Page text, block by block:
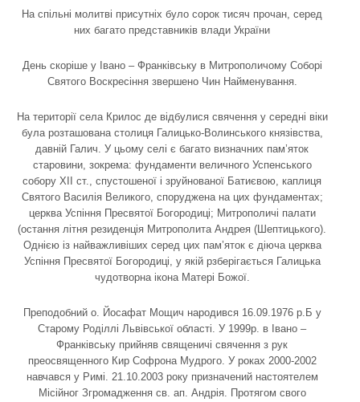
На спільні молитві присутніх було сорок тисяч прочан, серед
них багато представників влади України
День скоріше у Івано – Франківську в Митрополичому Соборі
Святого Воскресіння звершено Чин Найменування.
На території села Крилос де відбулися свячення у середні віки
була розташована столиця Галицько-Волинського князівства,
давній Галич. У цьому селі є багато визначних пам’яток
старовини, зокрема: фундаменти величного Успенського
собору XII cт., спустошеної і зруйнованої Батиєвою, каплиця
Святого Василія Великого, споруджена на цих фундаментах;
церква Успіння Пресвятої Богородиці; Митрополичі палати
(остання літня резиденція Митрополита Андрея (Шептицького).
Однією із найважливіших серед цих пам’яток є діюча церква
Успіння Пресвятої Богородиці, у якій рзберігається Галицька
чудотворна ікона Матері Божої.
Преподобний о. Йосафат Мощич народився 16.09.1976 р.Б у
Старому Роділлі Львівської області. У 1999р. в Івано –
Франківську прийняв священичі свячення з рук
преосвященного Кир Софрона Мудрого. У роках 2000-2002
навчався у Римі. 21.10.2003 року призначений настоятелем
Місійног Згромадження св. ап. Андрія. Протягом свого